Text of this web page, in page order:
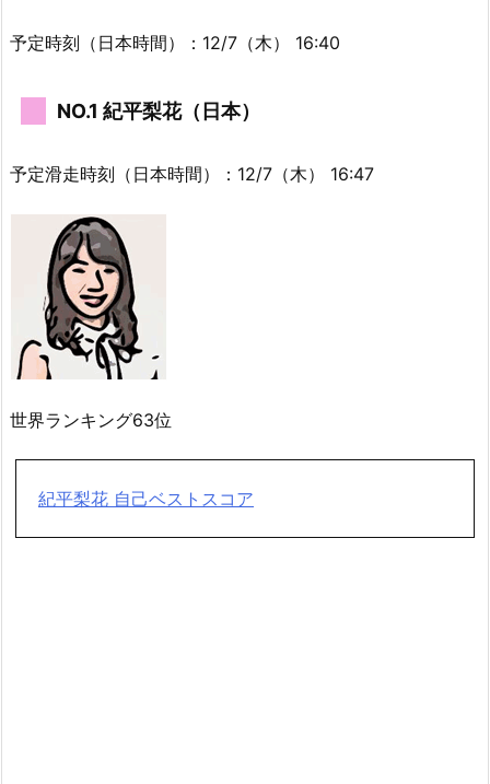
予定時刻（日本時間）：12/7（木） 16:40
NO.1 紀平梨花（日本）
予定滑走時刻（日本時間）：12/7（木） 16:47
世界ランキング63位
紀平梨花 自己ベストスコア